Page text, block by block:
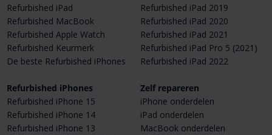
Refurbished iPad
Refurbished MacBook
Refurbished Apple Watch
Refurbished Keurmerk
De beste Refurbished iPhones
Refurbished iPhones
Refurbished iPhone 15
Refurbished iPhone 14
Refurbished iPhone 13
Refurbished iPad 2019
Refurbished iPad 2020
Refurbished iPad 2021
Refurbished iPad Pro 5 (2021)
Refurbished iPad 2022
Zelf repareren
iPhone onderdelen
iPad onderdelen
MacBook onderdelen